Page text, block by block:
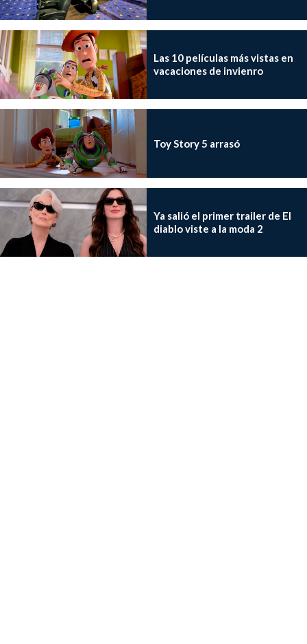
Las 10 películas más vistas en
vacaciones de invienro
Toy Story 5 arrasó
Ya salió el primer trailer de El
diablo viste a la moda 2